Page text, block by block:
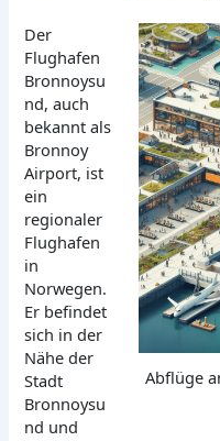
Abflüge
Der
Flughafen
Bronnoysu
nd, auch
bekannt als
Bronnoy
Airport, ist
ein
regionaler
Flughafen
in
Norwegen.
Er befindet
sich in der
Nähe der
Stadt
Bronnoysu
nd und